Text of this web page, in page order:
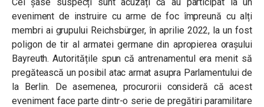
eveniment de instruire cu arme de foc împreună cu alți
membri ai grupului Reichsbürger, în aprilie 2022, la un fost
poligon de tir al armatei germane din apropierea orașului
Bayreuth. Autoritățile spun că antrenamentul era menit să
pregătească un posibil atac armat asupra Parlamentului de
la Berlin. De asemenea, procurorii consideră că acest
eveniment face parte dintr-o serie de pregătiri paramilitare